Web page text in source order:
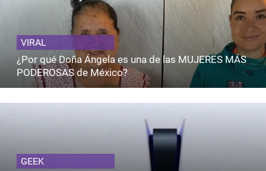
VIRAL
¿Por qué Doña Ángela es una de las MUJERES MÁS
PODEROSAS de México?
GEEK